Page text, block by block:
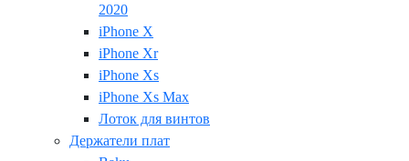
2020
iPhone X
iPhone Xr
iPhone Xs
iPhone Xs Max
Лоток для винтов
Держатели плат